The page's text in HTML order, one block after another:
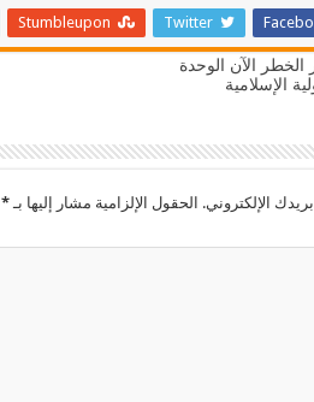
Twitter
Stumbleupon
الآن الوحدة
الإسلامية
الإلكتروني. الحقول الإلزامية مشار إليها بـ*